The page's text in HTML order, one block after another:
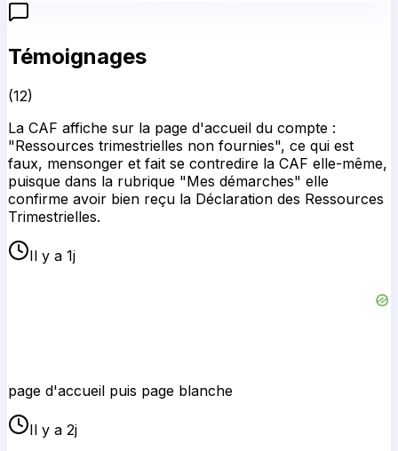
Témoignages
(12)
La CAF affiche sur la page d'accueil du compte :
"Ressources trimestrielles non fournies", ce qui est
faux, mensonger et fait se contredire la CAF elle-même,
puisque dans la rubrique "Mes démarches" elle
confirme avoir bien reçu la Déclaration des Ressources
Trimestrielles.
Il y a 1j
page d'accueil puis page blanche
Il y a 2j